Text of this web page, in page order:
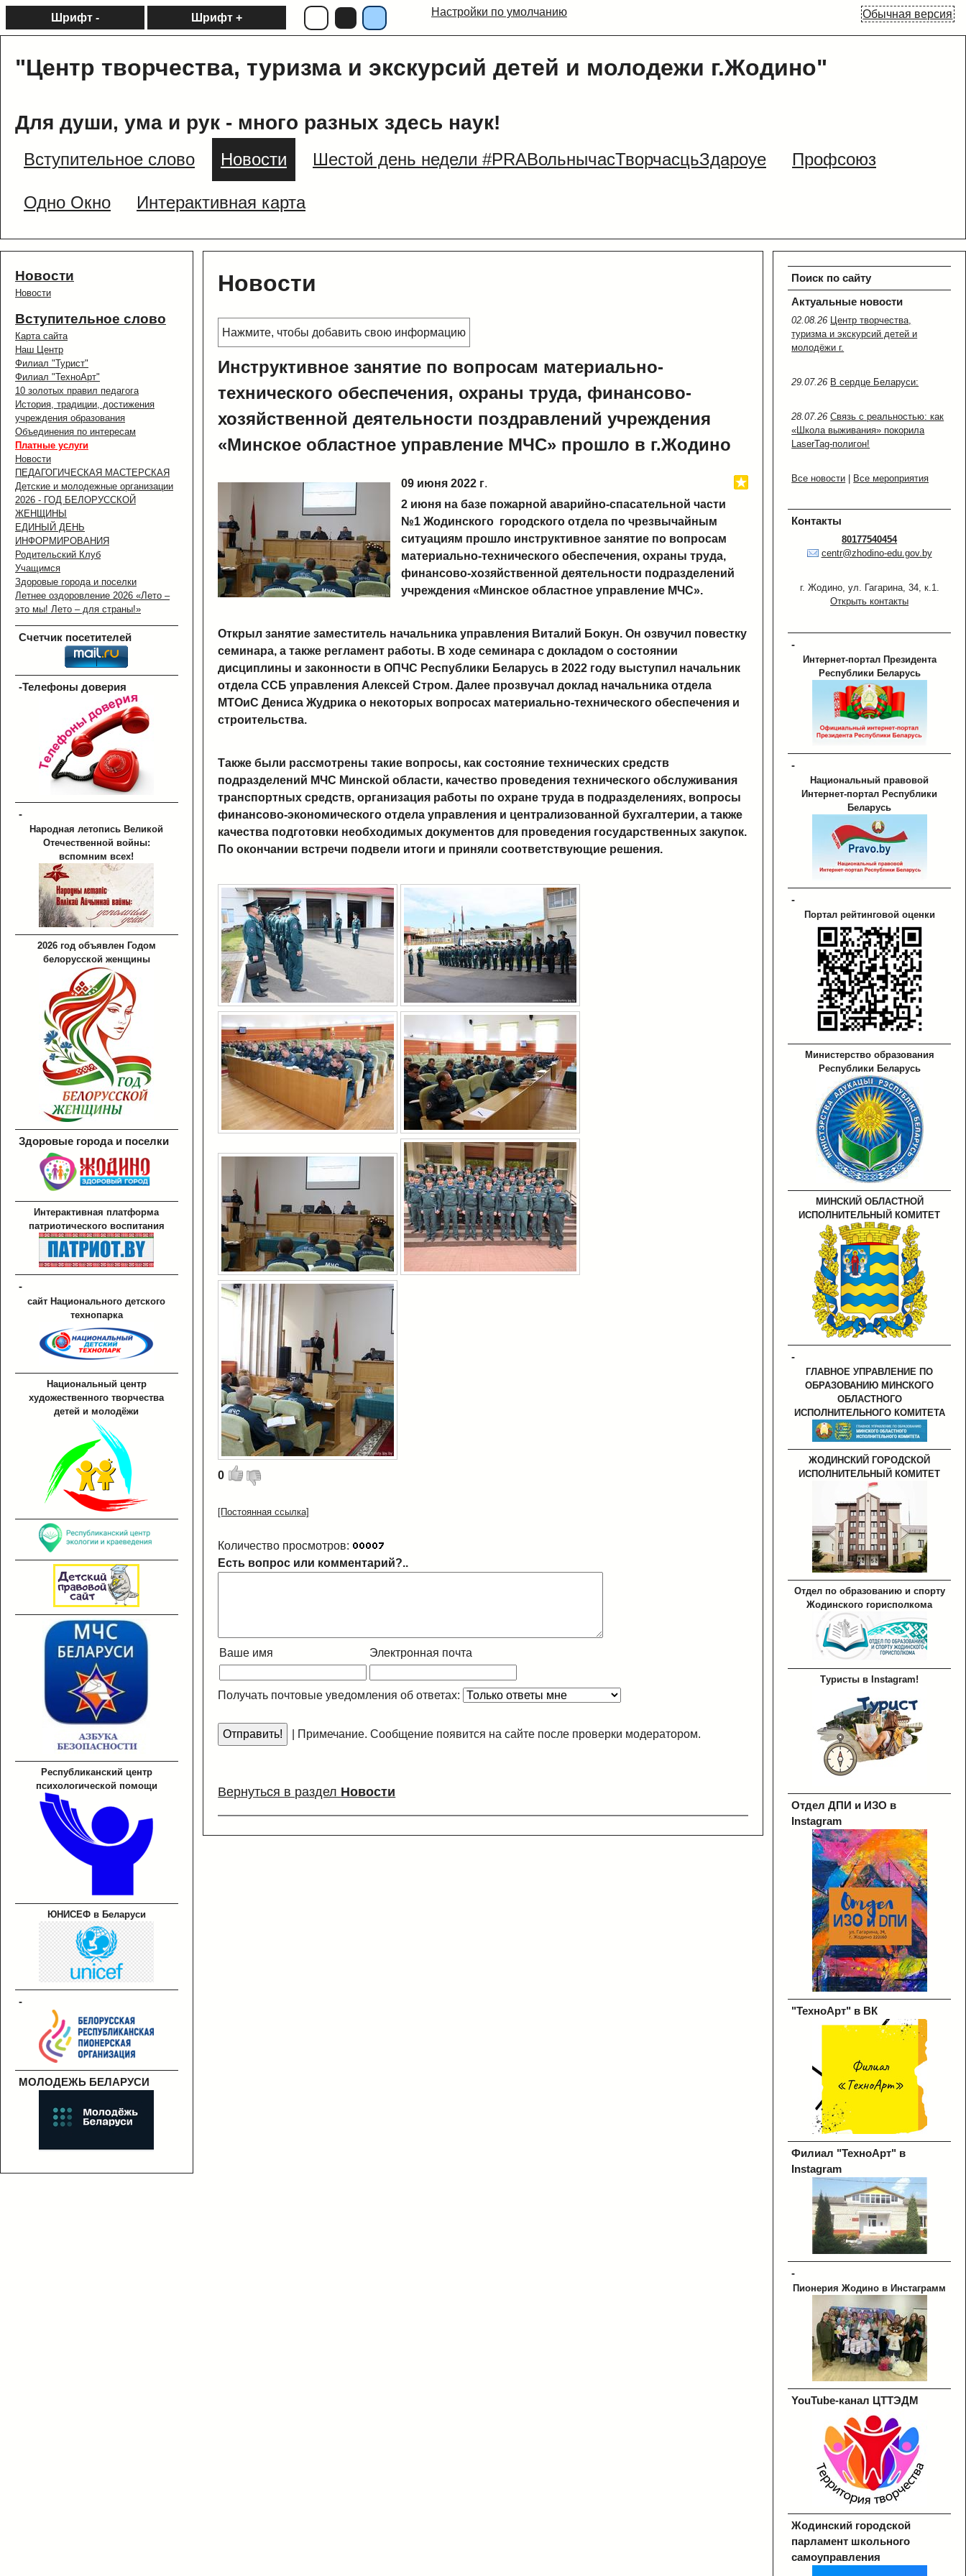
Обычная версия
Шрифт - Шрифт + Настройки по умолчанию
"Центр творчества, туризма и экскурсий детей и молодежи г.Жодино"
Для души, ума и рук - много разных здесь наук!
Вступительное слово Новости Шестой день недели #PRAВольнычасТворчасцьЗдароуе Профсоюз
Одно Окно Интерактивная карта
Новости
Новости
Вступительное слово
Карта сайта
Наш Центр
Филиал "Турист"
Филиал "ТехноАрт"
10 золотых правил педагога
История, традиции, достижения
учреждения образования
Объединения по интересам
Платные услуги
Новости
ПЕДАГОГИЧЕСКАЯ МАСТЕРСКАЯ
Детские и молодежные организации
2026 - ГОД БЕЛОРУССКОЙ
ЖЕНЩИНЫ
ЕДИНЫЙ ДЕНЬ
ИНФОРМИРОВАНИЯ
Родительский Клуб
Учащимся
Здоровые города и поселки
Летнее оздоровление 2026 «Лето –
это мы! Лето – для страны!»
Счетчик посетителей
-Телефоны доверия
-
Народная летопись Великой
Отечественной войны:
вспомним всех!
2026 год объявлен Годом
белорусской женщины
Здоровые города и поселки
Интерактивная платформа
патриотического воспитания
-
сайт Национального детского
технопарка
Национальный центр
художественного творчества
детей и молодёжи
Республиканский центр
психологической помощи
ЮНИСЕФ в Беларуси
-
МОЛОДЕЖЬ БЕЛАРУСИ
Новости
Нажмите, чтобы добавить свою информацию
Инструктивное занятие по вопросам материально-
технического обеспечения, охраны труда, финансово-
хозяйственной деятельности поздравлений учреждения
«Минское областное управление МЧС» прошло в г.Жодино
09 июня 2022 г.
2 июня на базе пожарной аварийно-спасательной части
№1 Жодинского городского отдела по чрезвычайным
ситуациям прошло инструктивное занятие по вопросам
материально-технического обеспечения, охраны труда,
финансово-хозяйственной деятельности подразделений
учреждения «Минское областное управление МЧС».
Открыл занятие заместитель начальника управления Виталий Бокун. Он озвучил повестку
семинара, а также регламент работы. В ходе семинара с докладом о состоянии
дисциплины и законности в ОПЧС Республики Беларусь в 2022 году выступил начальник
отдела ССБ управления Алексей Стром. Далее прозвучал доклад начальника отдела
МТОиС Дениса Жудрика о некоторых вопросах материально-технического обеспечения и
строительства.
Также были рассмотрены такие вопросы, как состояние технических средств
подразделений МЧС Минской области, качество проведения технического обслуживания
транспортных средств, организация работы по охране труда в подразделениях, вопросы
финансово-экономического отдела управления и централизованной бухгалтерии, а также
качества подготовки необходимых документов для проведения государственных закупок.
По окончании встречи подвели итоги и приняли соответствующие решения.
0
[Постоянная ссылка]
Количество просмотров:
Есть вопрос или комментарий?..
Ваше имя Электронная почта
Получать почтовые уведомления об ответах:
Примечание. Сообщение появится на сайте после проверки модератором.
Вернуться в раздел Новости
Поиск по сайту
Актуальные новости
02.08.26 Центр творчества,
туризма и экскурсий детей и
молодёжи г.
29.07.26 В сердце Беларуси:
28.07.26Связь с реальностью: как
«Школа выживания» покорила
LaserTag-полигон!
Все новости | Все мероприятия
Контакты
80177540454
centr@zhodino-edu.gov.by
г. Жодино, ул. Гагарина, 34, к.1.
Открыть контакты
-
Интернет-портал Президента
Республики Беларусь
-
Национальный правовой
Интернет-портал Республики
Беларусь
-
Портал рейтинговой оценки
Министерство образования
Республики Беларусь
МИНСКИЙ ОБЛАСТНОЙ
ИСПОЛНИТЕЛЬНЫЙ КОМИТЕТ
-
ГЛАВНОЕ УПРАВЛЕНИЕ ПО
ОБРАЗОВАНИЮ МИНСКОГО
ОБЛАСТНОГО
ИСПОЛНИТЕЛЬНОГО КОМИТЕТА
ЖОДИНСКИЙ ГОРОДСКОЙ
ИСПОЛНИТЕЛЬНЫЙ КОМИТЕТ
Отдел по образованию и спорту
Жодинского горисполкома
Туристы в Instagram!
Отдел ДПИ и ИЗО в
Instagram
"ТехноАрт" в ВК
Филиал "ТехноАрт" в
Instagram
-
Пионерия Жодино в Инстаграмм
YouTube-канал ЦТТЭДМ
Жодинский городской
парламент школьного
самоуправления